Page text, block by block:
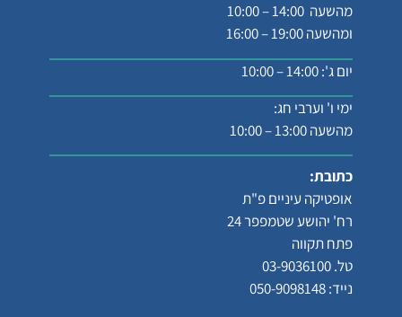
מהשעה 14:00 – 10:00
ומהשעה 19:00 – 16:00
יום ג': 14:00 – 10:00
ימי ו' וערבי חג:
מהשעה 13:00 – 10:00
כתובת:
אופטיקה עיניים פ"ת
רח' יהושע שטמפפר 24
פתח תקווה
טל. 03-9036100
נייד: 050-9098148